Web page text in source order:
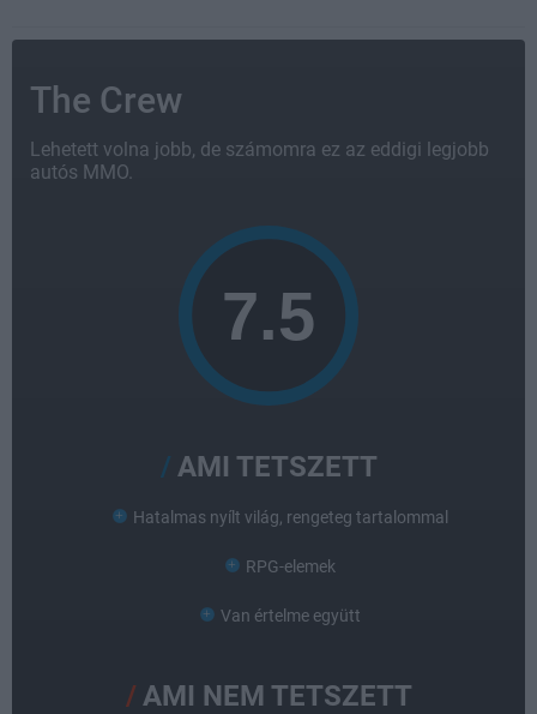
The Crew
Lehetett volna jobb, de számomra ez az eddigi legjobb
autós MMO.
AMI TETSZETT
Hatalmas nyílt világ, rengeteg tartalommal
RPG-elemek
Van értelme együtt
AMI NEM TETSZETT